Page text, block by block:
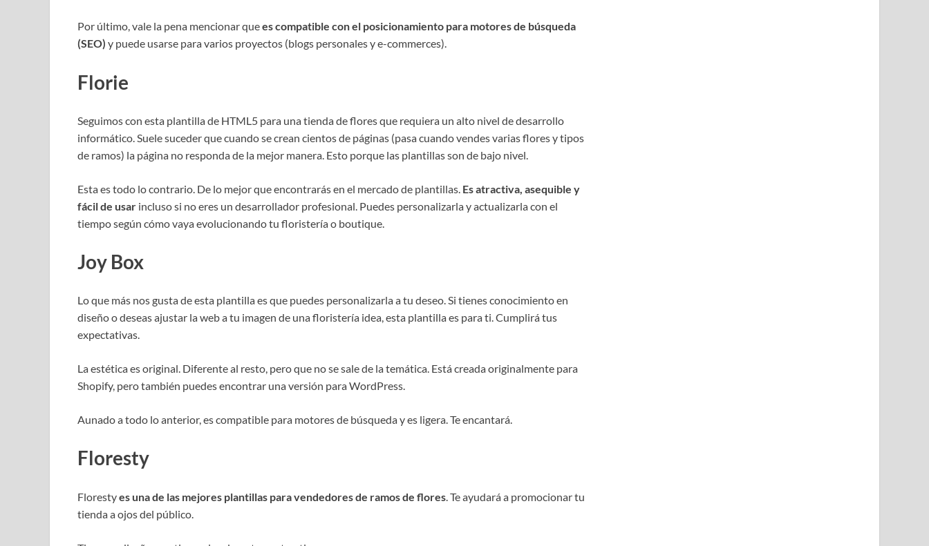
Por último, vale la pena mencionar quees compatible con el posicionamiento para motores de búsqueda
(SEO) y puede usarse para varios proyectos (blogs personales y e-commerces).
Florie
Seguimos con esta plantilla de HTML5 para una tienda de flores que requiera un alto nivel de desarrollo
informático. Suele suceder que cuando se crean cientos de páginas (pasa cuando vendes varias flores y tipos
de ramos) la página no responda de la mejor manera. Esto porque las plantillas son de bajo nivel.
Esta es todo lo contrario. De lo mejor que encontrarás en el mercado de plantillas. Es atractiva, asequible y
fácil de usar incluso si no eres un desarrollador profesional. Puedes personalizarla y actualizarla con el
tiempo según cómo vaya evolucionando tu floristería o boutique.
Joy Box
Lo que más nos gusta de esta plantilla es que puedes personalizarla a tu deseo. Si tienes conocimiento en
diseño o deseas ajustar la web a tu imagen de una floristería idea, esta plantilla es para ti. Cumplirá tus
expectativas.
La estética es original. Diferente al resto, pero que no se sale de la temática. Está creada originalmente para
Shopify, pero también puedes encontrar una versión para WordPress.
Aunado a todo lo anterior, es compatible para motores de búsqueda y es ligera. Te encantará.
Floresty
Florestyes una de las mejores plantillas para vendedores de ramos de flores . Te ayudará a promocionar tu
tienda a ojos del público.